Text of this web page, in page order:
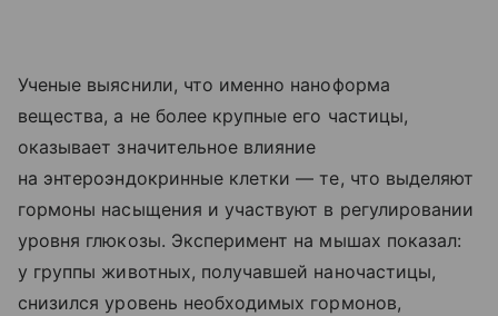
Ученые выяснили, что именно наноформа
вещества, а не более крупные его частицы,
оказывает значительное влияние
на энтероэндокринные клетки — те, что выделяют
гормоны насыщения и участвуют в регулировании
уровня глюкозы. Эксперимент на мышах показал:
у группы животных, получавшей наночастицы,
снизился уровень необходимых гормонов,